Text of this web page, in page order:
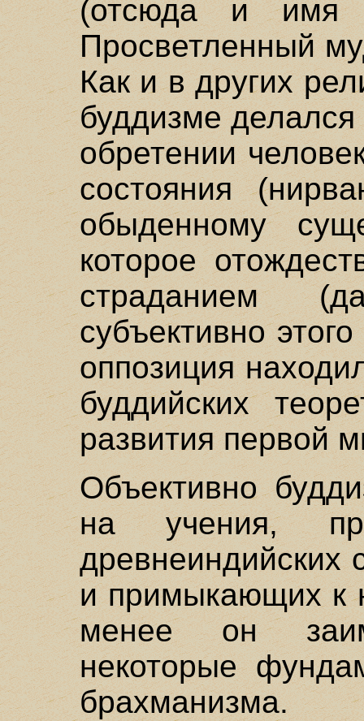
(отсюда и имя
Просветленный
Как и в других
буддизме
обретении
состояния
обыденному
которое
страданием
субъективно
оппозиция
буддийских
развития первой
Объективно
на учения,
древнеиндийских
и примыкающих к
менее он
некоторые
брахманизма.